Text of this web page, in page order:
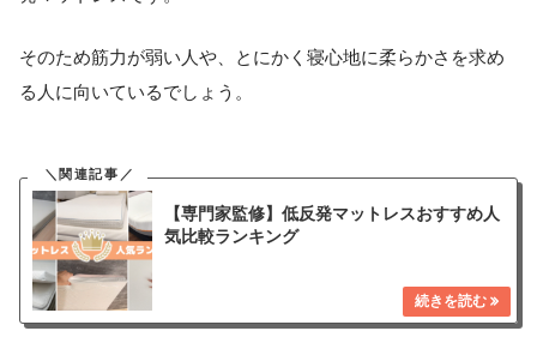
そのため筋力が弱い人や、とにかく寝心地に柔らかさを求め
る人に向いているでしょう。
【専門家監修】低反発マットレスおすすめ人
気比較ランキング